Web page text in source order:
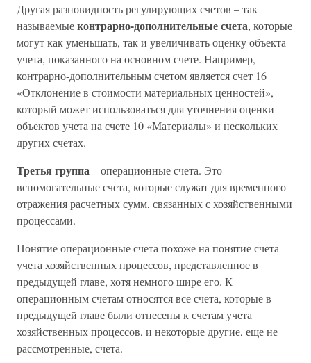
Другая разновидность регулирующих счетов – так
называемыеконтрарно-дополнительные счета, которые
могут как уменьшать, так и увеличивать оценку объекта
учета, показанного на основном счете. Например,
контрарно-дополнительным счетом является счет 16
«Отклонение в стоимости материальных ценностей»,
который может использоваться для уточнения оценки
объектов учета на счете 10 «Материалы» и нескольких
других счетах.
Третья группа– операционные счета. Это
вспомогательные счета, которые служат для временного
отражения расчетных сумм, связанных с хозяйственными
процессами.
Понятие операционные счета похоже на понятие счета
учета хозяйственных процессов, представленное в
предыдущей главе, хотя немного шире его. К
операционным счетам относятся все счета, которые в
предыдущей главе были отнесены к счетам учета
хозяйственных процессов, и некоторые другие, еще не
рассмотренные, счета.